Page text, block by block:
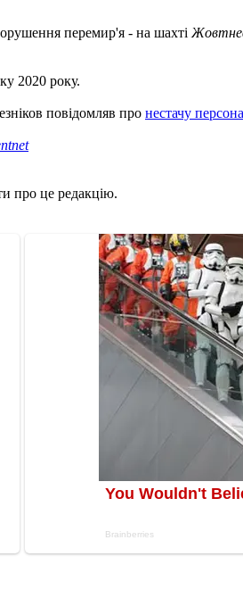
перемир'я - на шахті
2020 року.
повідомляв про нестачу
про це редакцію.